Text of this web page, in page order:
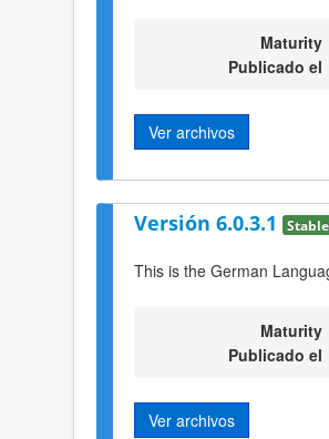
Maturity
Publicado el
Ver archivos
Versión 6.0.3.1 Stable
This is the German
Maturity
Publicado el
Ver archivos